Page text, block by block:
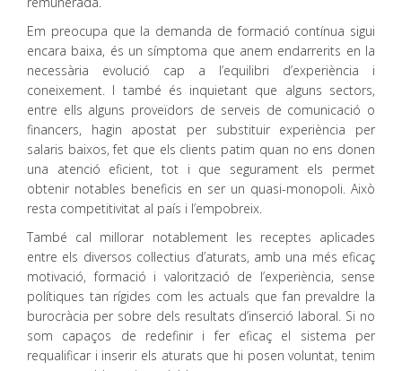
Em preocupa que la demanda de formació contínua sigui
encara baixa, és un símptoma que anem endarrerits en la
necessària evolució cap a l’equilibri d’experiència i
coneixement. I també és inquietant que alguns sectors,
entre ells alguns proveïdors de serveis de comunicació o
financers, hagin apostat per substituir experiència per
salaris baixos, fet que els clients patim quan no ens donen
una atenció eficient, tot i que segurament els permet
obtenir notables beneficis en ser un quasi-monopoli. Això
resta competitivitat al país i l’empobreix.
També cal millorar notablement les receptes aplicades
entre els diversos col·lectius d’aturats, amb una més eficaç
motivació, formació i valorització de l’experiència, sense
polítiques tan rígides com les actuals que fan prevaldre la
burocràcia per sobre dels resultats d’inserció laboral. Si no
som capaços de redefinir i fer eficaç el sistema per
requalificar i inserir els aturats que hi posen voluntat, tenim